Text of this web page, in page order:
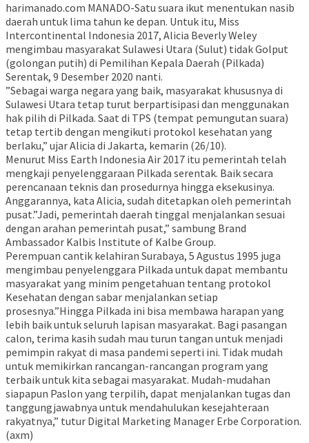
harimanado.com MANADO-Satu suara ikut menentukan nasib
daerah untuk lima tahun ke depan. Untuk itu, Miss
Intercontinental Indonesia 2017, Alicia Beverly Weley
mengimbau masyarakat Sulawesi Utara (Sulut) tidak Golput
(golongan putih) di Pemilihan Kepala Daerah (Pilkada)
Serentak, 9 Desember 2020 nanti.
”Sebagai warga negara yang baik, masyarakat khususnya di
Sulawesi Utara tetap turut berpartisipasi dan menggunakan
hak pilih di Pilkada. Saat di TPS (tempat pemungutan suara)
tetap tertib dengan mengikuti protokol kesehatan yang
berlaku,” ujar Alicia di Jakarta, kemarin (26/10).
Menurut Miss Earth Indonesia Air 2017 itu pemerintah telah
mengkaji penyelenggaraan Pilkada serentak. Baik secara
perencanaan teknis dan prosedurnya hingga eksekusinya.
Anggarannya, kata Alicia, sudah ditetapkan oleh pemerintah
pusat.”Jadi, pemerintah daerah tinggal menjalankan sesuai
dengan arahan pemerintah pusat,” sambung Brand
Ambassador Kalbis Institute of Kalbe Group.
Perempuan cantik kelahiran Surabaya, 5 Agustus 1995 juga
mengimbau penyelenggara Pilkada untuk dapat membantu
masyarakat yang minim pengetahuan tentang protokol
Kesehatan dengan sabar menjalankan setiap
prosesnya.”Hingga Pilkada ini bisa membawa harapan yang
lebih baik untuk seluruh lapisan masyarakat. Bagi pasangan
calon, terima kasih sudah mau turun tangan untuk menjadi
pemimpin rakyat di masa pandemi seperti ini. Tidak mudah
untuk memikirkan rancangan-rancangan program yang
terbaik untuk kita sebagai masyarakat. Mudah-mudahan
siapapun Paslon yang terpilih, dapat menjalankan tugas dan
tanggungjawabnya untuk mendahulukan kesejahteraan
rakyatnya,” tutur Digital Marketing Manager Erbe Corporation.
(axm)